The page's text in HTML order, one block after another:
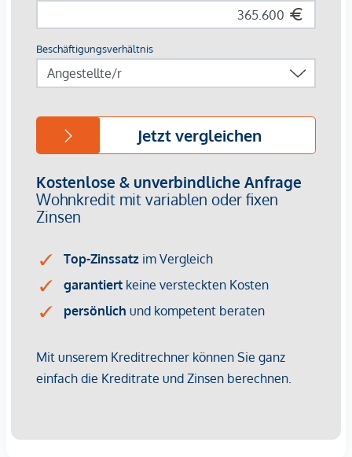
Beim Kauf einer 3- oder 4-Zimmerwohnung kann ein Kfz-
Stellplatz in der hauseigenen Tiefgarage um € 44.000,-
erworben werden.
Provisionsfrei für den Käufer!
Wir weisen darauf hin, dass zwischen dem Vermittler und
dem zu vermittelnden Dritten ein familiäres oder
wirtschaftliches Naheverhältnis besteht.
Der Vermittler ist als Doppelmakler tätig.
Infrastruktur / Entfernungen
Gesundheit
Arzt <500m
Klinik <500m
Krankenhaus <1.250m